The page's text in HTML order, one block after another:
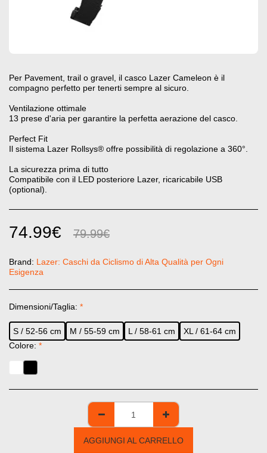
Per Pavement, trail o gravel, il casco Lazer Cameleon è il
compagno perfetto per tenerti sempre al sicuro.
Ventilazione ottimale
13 prese d'aria per garantire la perfetta aerazione del casco.
Perfect Fit
Il sistema Lazer Rollsys® offre possibilità di regolazione a 360°.
La sicurezza prima di tutto
Compatibile con il LED posteriore Lazer, ricaricabile USB
(optional).
74.99€ 79.99€
Brand: Lazer: Caschi da Ciclismo di Alta Qualità per Ogni
Esigenza
Dimensioni/Taglia: *
S / 52-56 cm M / 55-59 cm L / 58-61 cm
XL / 61-64 cm
Colore: *
AGGIUNGI AL CARRELLO